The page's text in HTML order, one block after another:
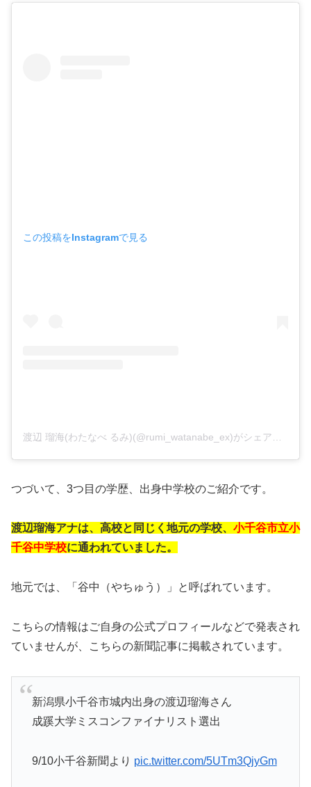
この投稿をInstagramで見る
つづいて、3つ目の学歴、出身中学校のご紹介です。
渡辺瑠海アナは、高校と同じく地元の学校、 小千谷市立小
千谷中学校に通われていました。
地元では、「谷中（やちゅう）」と呼ばれています。
こちらの情報はご自身の公式プロフィールなどで発表され
ていませんが、こちらの新聞記事に掲載されています。
新潟県小千谷市城内出身の渡辺瑠海さん
成蹊大学ミスコンファイナリスト選出
9/10小千谷新聞より pic.twitter.com/5UTm3QjyGm